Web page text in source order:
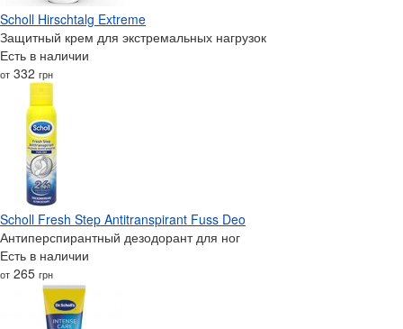
Scholl Hirschtalg Extreme
Защитный крем для экстремальных нагрузок
Есть в наличии
от 332 грн
Scholl Fresh Step Antitranspirant Fuss Deo
Антиперспирантный дезодорант для ног
Есть в наличии
от 265 грн